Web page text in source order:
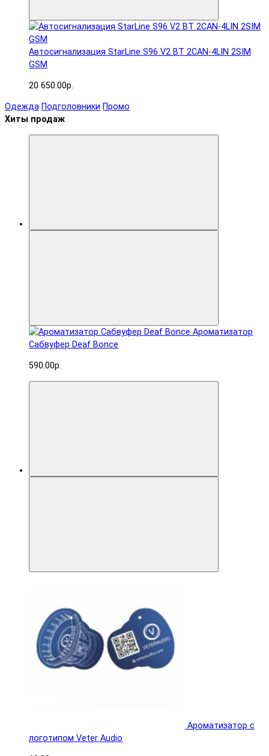
Автосигнализация StarLine S96 V2 BT 2CAN-4LIN 2SIM
GSM
20 650.00р.
Одежда Подголовники Промо
Хиты продаж
Ароматизатор
Сабвуфер Deaf Bonce
590.00р.
Ароматизатор с
логотипом Veter Audio